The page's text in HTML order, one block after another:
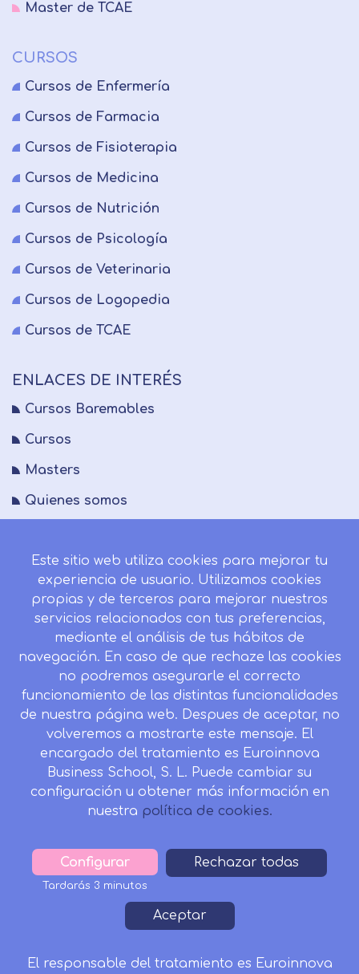
Master de TCAE
CURSOS
Cursos de Enfermería
Cursos de Farmacia
Cursos de Fisioterapia
Cursos de Medicina
Cursos de Nutrición
Cursos de Psicología
Cursos de Veterinaria
Cursos de Logopedia
Cursos de TCAE
ENLACES DE INTERÉS
Cursos Baremables
Cursos
Masters
Quienes somos
Blog
Mapa del sitio
Desistir contrato aquí
CONTACTO
Camino de la Torrecilla N.º 30 EDIFICIO EDUCA
EDTECH, C.P. 18.200, Maracena (Granada)
958 050 746
Horario de atención al cliente:
Lunes a viernes: 9.00h a 20.00h.
formacion@inesalud.com
Condiciones de Matriculación
Política de Privacidad
Política de Cookies
Este sitio web utiliza cookies para mejorar tu
experiencia de usuario. Utilizamos cookies
propias y de terceros para mejorar nuestros
servicios relacionados con tus preferencias,
mediante el análisis de tus hábitos de
navegación. En caso de que rechaze las cookies
no podremos asegurarle el correcto
funcionamiento de las distintas funcionalidades
de nuestra página web. Despues de aceptar, no
volveremos a mostrarte este mensaje. El
encargado del tratamiento es Euroinnova
Business School, S. L. Puede cambiar su
configuración u obtener más información en
nuestra política de cookies.
Configurar
Tardarás 3 minutos
Rechazar todas
Aceptar
Withdraw
consent
El responsable del tratamiento es Euroinnova